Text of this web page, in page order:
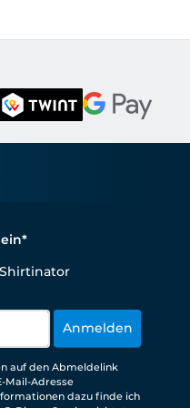
Anmelden
auf den Abmeldelink
Mail-Adresse
dazu finde ich